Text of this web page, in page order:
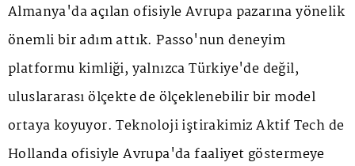
Almanya'da açılan ofisiyle Avrupa pazarına yönelik
önemli bir adım attık. Passo'nun deneyim
platformu kimliği, yalnızca Türkiye'de değil,
uluslararası ölçekte de ölçeklenebilir bir model
ortaya koyuyor. Teknoloji iştirakimiz Aktif Tech de
Hollanda ofisiyle Avrupa'da faaliyet göstermeye